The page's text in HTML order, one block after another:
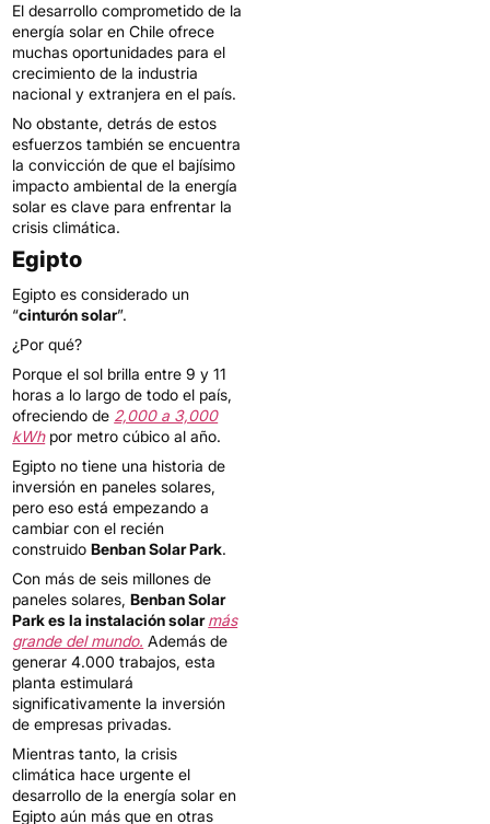
El desarrollo comprometido de la
energía solar en Chile ofrece
muchas oportunidades para el
crecimiento de la industria
nacional y extranjera en el país.
No obstante, detrás de estos
esfuerzos también se encuentra
la convicción de que el bajísimo
impacto ambiental de la energía
solar es clave para enfrentar la
crisis climática.
Egipto
Egipto es considerado un
“cinturón solar”.
¿Por qué?
Porque el sol brilla entre 9 y 11
horas a lo largo de todo el país,
ofreciendo de 2,000 a 3,000
kWhpor metro cúbico al año.
Egipto no tiene una historia de
inversión en paneles solares,
pero eso está empezando a
cambiar con el recién
construidoBenban Solar Park.
Con más de seis millones de
paneles solares,Benban Solar
Park es la instalación solarmás
grande del mundo. Además de
generar 4.000 trabajos, esta
planta estimulará
significativamente la inversión
de empresas privadas.
Mientras tanto, la crisis
climática hace urgente el
desarrollo de la energía solar en
Egipto aún más que en otras